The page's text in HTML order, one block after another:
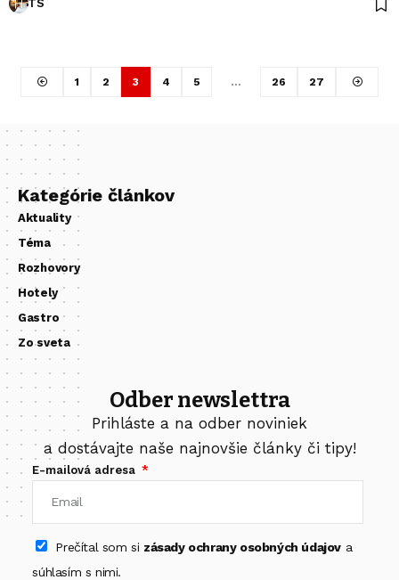
TS
1 2 3 4 5 … 26 27
Kategórie článkov
Aktuality
Téma
Rozhovory
Hotely
Gastro
Zo sveta
Odber newslettra
Prihláste a na odber noviniek
a dostávajte naše najnovšie články či tipy!
E-mailová adresa
Prečítal som si zásady ochrany osobných údajova
súhlasím s nimi.